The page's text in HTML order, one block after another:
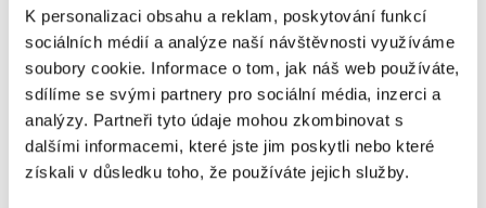
K personalizaci obsahu a reklam, poskytování funkcí
sociálních médií a analýze naší návštěvnosti využíváme
soubory cookie. Informace o tom, jak náš web používáte,
sdílíme se svými partnery pro sociální média, inzerci a
analýzy. Partneři tyto údaje mohou zkombinovat s
dalšími informacemi, které jste jim poskytli nebo které
získali v důsledku toho, že používáte jejich služby.
zákonů je uvedena účinnost zákona k 1.10.2013.
Zákon o povinném značení lihumá potom nabýt
účinnosti až k 1.12.2013.
V souvislosti s ním pakiDnes30.9. 2013 uvedl toto:
"Likérky platí kauci podle množství vyrobeného
alkoholu.500 000 korun Kauce v této výši
opravňuje osoby, které musí značit líh, k převzetí